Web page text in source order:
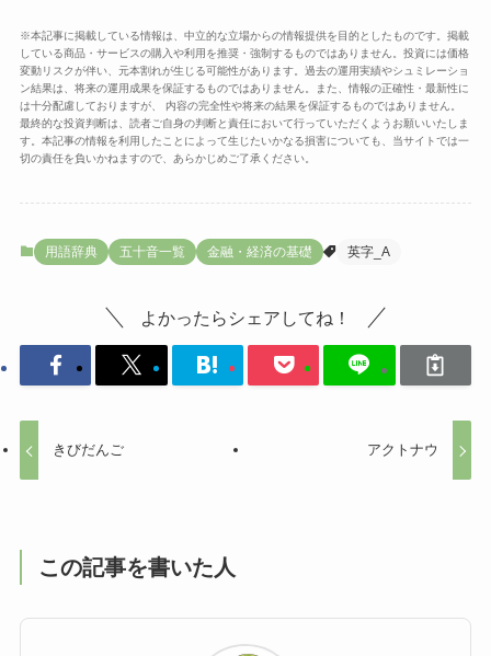
※本記事に掲載している情報は、中立的な立場からの情報提供を目的としたものです。掲載
している商品・サービスの購入や利用を推奨・強制するものではありません。投資には価格
変動リスクが伴い、元本割れが生じる可能性があります。過去の運用実績やシュミレーショ
ン結果は、将来の運用成果を保証するものではありません。また、情報の正確性・最新性に
は十分配慮しておりますが、 内容の完全性や将来の結果を保証するものではありません。
最終的な投資判断は、読者ご自身の判断と責任において行っていただくようお願いいたしま
す。本記事の情報を利用したことによって生じたいかなる損害についても、当サイトでは一
切の責任を負いかねますので、あらかじめご了承ください。
用語辞典 五十音一覧 金融・経済の基礎 英字_A
よかったらシェアしてね！
きびだんご アクトナウ
この記事を書いた人